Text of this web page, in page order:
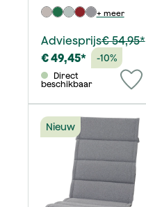
+ meer
Adviesprijs€ 54,95*
€ 49,45*
-10%
beschikbaar
Nieuw